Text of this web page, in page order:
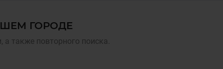
ГОРОДЕ
также повторного поиска.